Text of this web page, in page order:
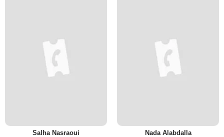
Salha Nasraoui Nada Alabdalla